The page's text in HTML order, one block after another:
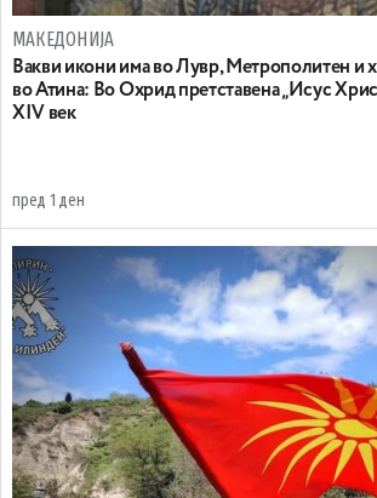
МАКЕДОНИЈА
Вакви икони има во Лувр, Метрополитен и
во Атина: Во Охрид претставена „Исус
XIV век
пред 1 ден